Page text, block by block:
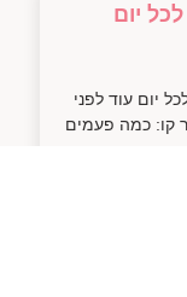
יום
יום עוד לפני
קו: כמה פעמים